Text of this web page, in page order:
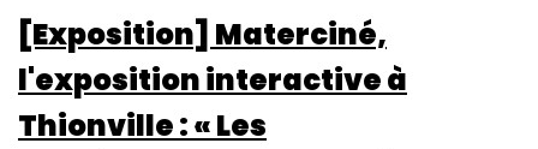
[Exposition] Materciné,
l'exposition interactive à
Thionville : « Les